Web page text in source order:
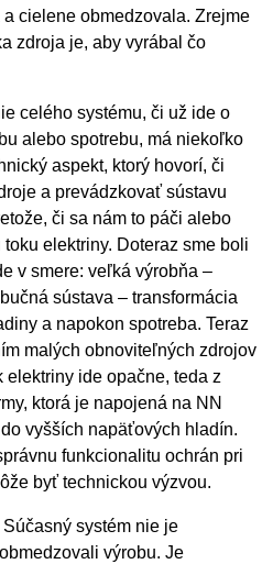
cielene obmedzovala. Zrejme
zdroja je, aby vyrábal čo
celého systému, či už ide o
alebo spotrebu, má niekoľko
aspekt, ktorý hovorí, či
a prevádzkovať sústavu
či sa nám to páči alebo
elektriny. Doteraz sme boli
v smere: veľká výrobňa –
sústava – transformácia
a napokon spotreba. Teraz
malých obnoviteľných zdrojov
ide opačne, teda z
ktorá je napojená na NN
vyšších napäťových hladín.
funkcionalitu ochrán pri
byť technickou výzvou.
systém nie je
výrobu. Je